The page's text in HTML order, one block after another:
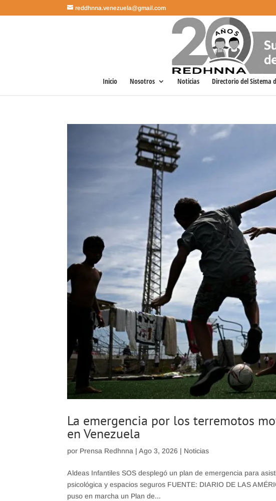
reddhnna.venezuela@gmail.com
Inicio Nosotros Noticias Directorio del Sistema
La emergencia por los terremotos
en Venezuela
por Prensa Redhnna |Ago 3, 2026 | Noticias
Aldeas Infantiles SOS desplegó un plan de emergencia para
psicológica y espacios seguros FUENTE: DIARIO DE LAS
puso en marcha un Plan de...